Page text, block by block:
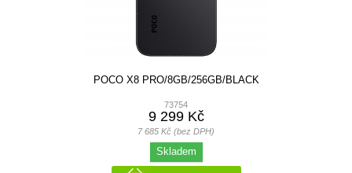
POCO X8 PRO/8GB/256GB/BLACK
73754
9 299 Kč
7 685 Kč (bez DPH)
Skladem